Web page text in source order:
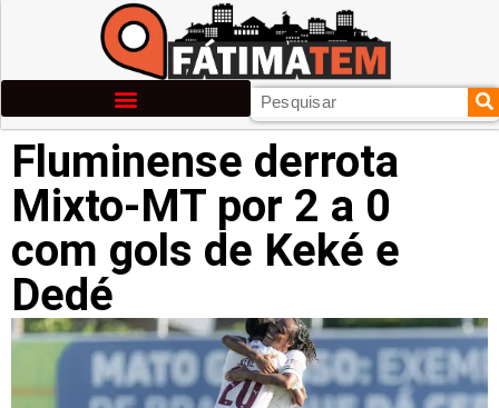
Fluminense derrota
Mixto-MT por 2 a 0
com gols de Keké e
Dedé